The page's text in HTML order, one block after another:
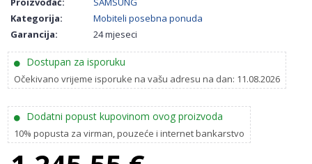
Kategorija:
Mobiteli posebna ponuda
Garancija:
24 mjeseci
Dostupan za isporuku
Očekivano vrijeme isporuke na vašu adresu na dan: 11.08.2026
Dodatni popust kupovinom ovog proizvoda
10% popusta za virman, pouzeće i internet bankarstvo